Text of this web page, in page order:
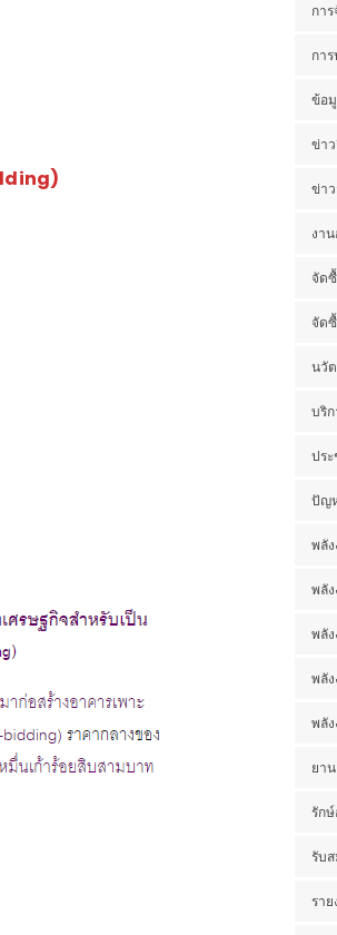
กา
กา
ข้อ
ข่า
ข่า
งา
จัดซื้
จัด
นวั
บริ
ปร
ปัญ
พลั
พลั
พลั
พลั
พลั
ยา
รัก
รับ
รา